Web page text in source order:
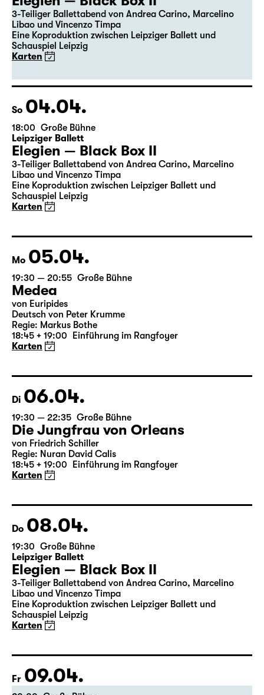
19:30 Große Bühne
Premiere
Leipziger Ballett
Elegien — Black Box II
3-Teiliger Ballettabend von Andrea Carino, Marcelino
Eine Koproduktion zwischen Leipziger Ballett und
Schauspiel Leipzig
Karten
So 04.04.
18:00 Große Bühne
Leipziger Ballett
Elegien — Black Box II
3-Teiliger Ballettabend von Andrea Carino, Marcelino
Schauspiel Leipzig
Karten
Mo 05.04.
19:30 — 20:55 Große Bühne
Medea
von Euripides
18:45 + 19:00 Einführung im Rangfoyer
Karten
Di 06.04.
19:30 — 22:35 Große Bühne
Die Jungfrau von Orleans
18:45 + 19:00 Einführung im Rangfoyer
Karten
Do 08.04.
19:30 Große Bühne
Leipziger Ballett
Elegien — Black Box II
3-Teiliger Ballettabend von Andrea Carino, Marcelino
Schauspiel Leipzig
Karten